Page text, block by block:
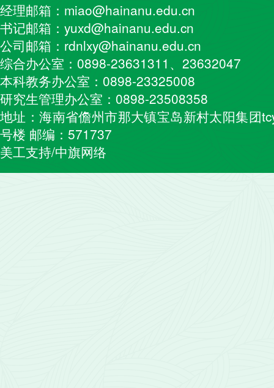
经理邮箱：miao@hainanu.edu.cn
书记邮箱：yuxd@hainanu.edu.cn
公司邮箱：rdnlxy@hainanu.edu.cn
综合办公室：0898-23631311、23632047
本科教务办公室：0898-23325008
研究生管理办公室：0898-23508358
地址：海南省儋州市那大镇宝岛新村太阳集团
号楼 邮编：571737
美工支持/中旗网络